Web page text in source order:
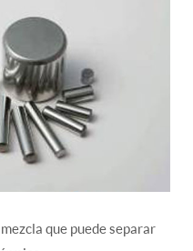
que puede separar